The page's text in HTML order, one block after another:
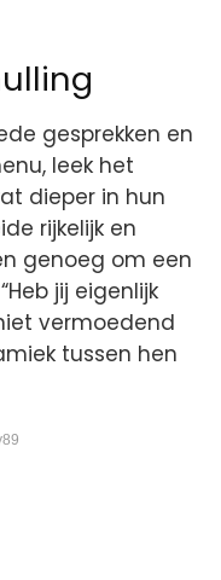
gesprekken en
leek het
dieper in hun
rijkelijk en
genoeg om een
jij eigenlijk
vermoedend
tussen hen